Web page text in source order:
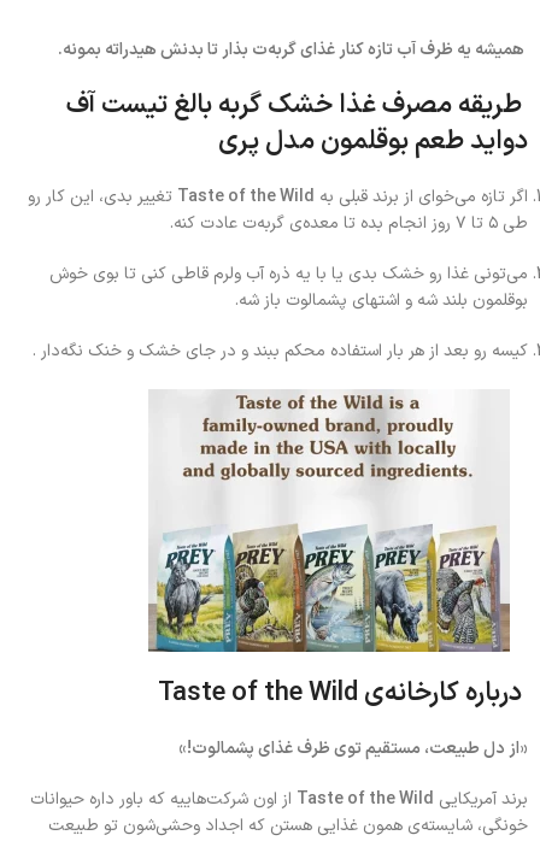
همیشه یه ظرف آب تازه کنار غذای گربه‌ت بذار تا بدنش هیدراته بمونه.
طریقه مصرف غذا خشک گربه بالغ تیست آف
دواید طعم بوقلمون مدل پری
اگر تازه می‌خوای از برند قبلی به Taste of the Wild تغییر بدی، این کار رو
طی ۵ تا ۷ روز انجام بده تا معده‌ی گربه‌ت عادت کنه.
می‌تونی غذا رو خشک بدی یا با یه ذره آب ولرم قاطی کنی تا بوی خوش
بوقلمون بلند شه و اشتهای پشمالوت باز شه.
کیسه رو بعد از هر بار استفاده محکم ببند و در جای خشک و خنک نگه‌دار .
درباره کارخانه‌ی Taste of the Wild
«از دل طبیعت، مستقیم توی ظرف غذای پشمالوت!»
برند آمریکایی Taste of the Wild از اون شرکت‌هاییه که باور داره حیوانات
خونگی، شایسته‌ی همون غذایی هستن که اجداد وحشی‌شون تو طبیعت